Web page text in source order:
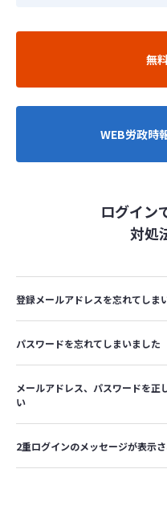
無
WEB労政時
ログイン
対処
登録メールアドレスを忘れてしま
パスワードを忘れてしまいました
メールアドレス、パスワードを正
い
2重ログインのメッセージが表示